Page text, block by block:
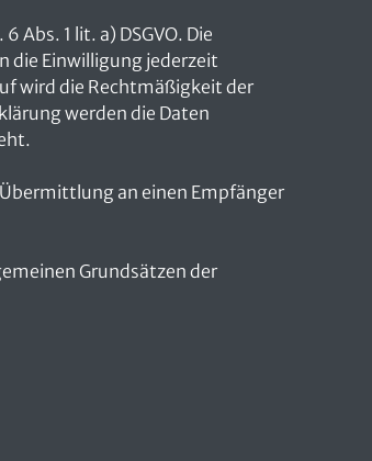
1 lit. a) DSGVO. Die
die Einwilligung jederzeit
wird die Rechtmäßigkeit der
werden die Daten
an einen Empfänger
Grundsätzen der